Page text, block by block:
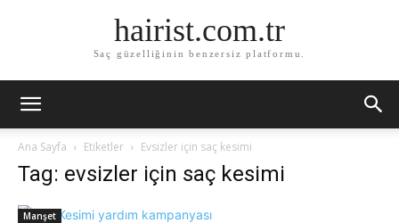
hairist.com.tr
Saç güzelliğinin benzersiz platformu.
Ana Sayfa Etiketler Evsizler için saç kesimi
Tag: evsizler için saç kesimi
Manşet